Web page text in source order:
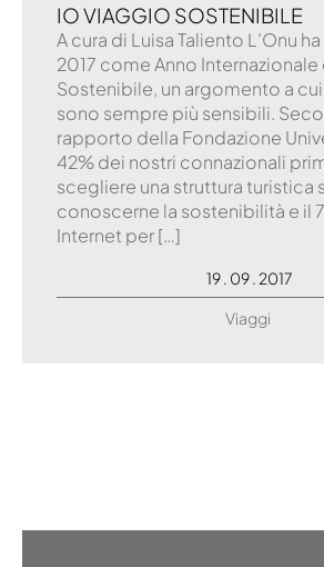
IO VIAGGIO SOSTENIBILE
A cura di Luisa Taliento L’Onu
2017 come Anno Internazionale
Sostenibile, un argomento a
sono sempre più sensibili.
rapporto della Fondazione
42% dei nostri connazionali
scegliere una struttura turistica
conoscerne la sostenibilità e il
Internet per […]
19 . 09 . 2017
Viaggi